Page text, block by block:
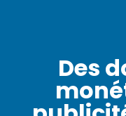
Des